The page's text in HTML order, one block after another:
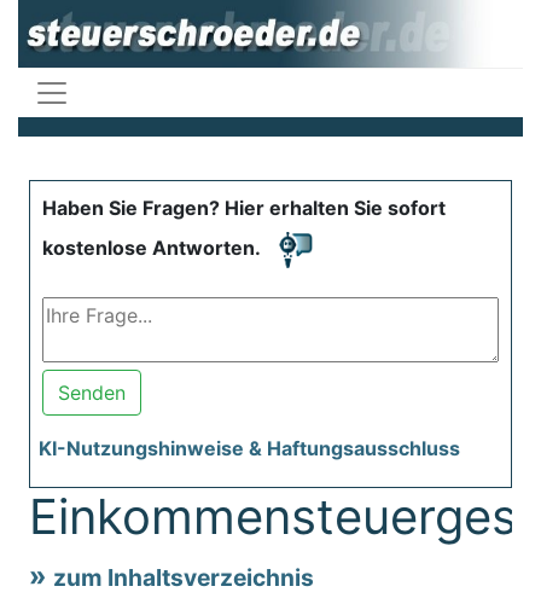
Haben Sie Fragen? Hier erhalten Sie sofort
kostenlose Antworten.
Senden
KI-Nutzungshinweise & Haftungsausschluss
zum Inhaltsverzeichnis